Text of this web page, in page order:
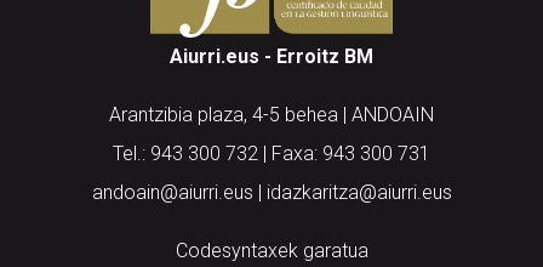
Aiurri.eus - Erroitz BM
Arantzibia plaza, 4-5 behea | ANDOAIN
Tel.: 943 300 732 | Faxa: 943 300 731
andoain@aiurri.eus | idazkaritza@aiurri.eus
Codesyntaxek garatua